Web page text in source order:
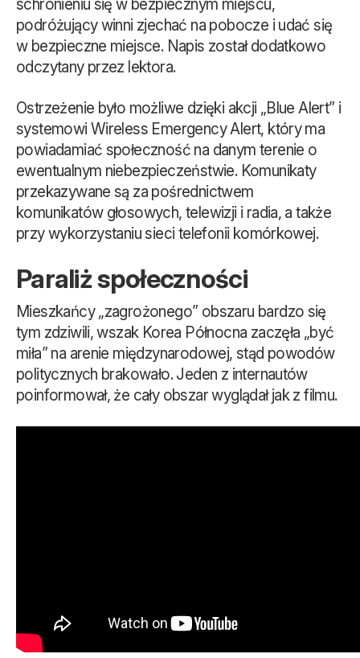
schronieniu się w bezpiecznym miejscu,
podróżujący winni zjechać na pobocze i udać się
w bezpieczne miejsce. Napis został dodatkowo
odczytany przez lektora.
Ostrzeżenie było możliwe dzięki akcji „Blue Alert” i
systemowi Wireless Emergency Alert, który ma
powiadamiać społeczność na danym terenie o
ewentualnym niebezpieczeństwie. Komunikaty
przekazywane są za pośrednictwem
komunikatów głosowych, telewizji i radia, a także
przy wykorzystaniu sieci telefonii komórkowej.
Paraliż społeczności
Mieszkańcy „zagrożonego” obszaru bardzo się
tym zdziwili, wszak Korea Północna zaczęła „być
miła” na arenie międzynarodowej, stąd powodów
politycznych brakowało. Jeden z internautów
poinformował, że cały obszar wyglądał jak z filmu.